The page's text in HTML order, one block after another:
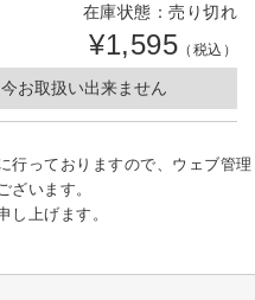
在庫状態：売り切れ
¥1,595 （税込）
今お取扱い出来ません
行っておりますので、ウェブ管理
ざいます。
上げます。